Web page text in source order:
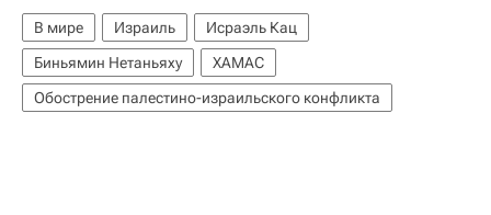
В мире Израиль
Исраэль Кац
Биньямин Нетаньяху
ХАМАС
Обострение палестино-израильского конфликта